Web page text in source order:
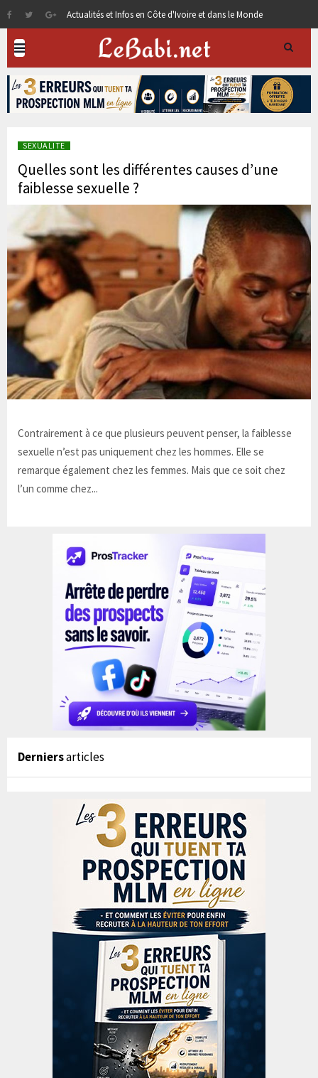
Actualités et Infos en Côte d'Ivoire et dans le Monde
SEXUALITE
Quelles sont les différentes causes d’une
faiblesse sexuelle ?
Contrairement à ce que plusieurs peuvent penser, la faiblesse
sexuelle n’est pas uniquement chez les hommes. Elle se
remarque également chez les femmes. Mais que ce soit chez
l’un comme chez...
Derniersarticles